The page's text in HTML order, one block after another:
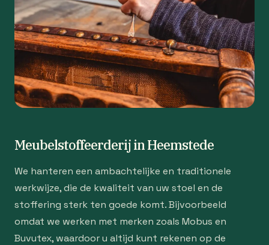
Meubelstoffeerderij in Heemstede
We hanteren een ambachtelijke en traditionele
werkwijze, die de kwaliteit van uw stoel en de
stoffering sterk ten goede komt. Bijvoorbeeld
omdat we werken met merken zoals Mobus en
Buvutex, waardoor u altijd kunt rekenen op de